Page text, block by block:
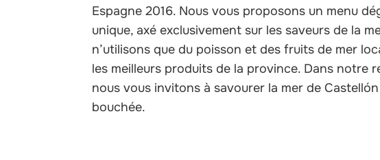
Espagne 2016. Nous vous proposons un menu
unique, axé exclusivement sur les saveurs de la
n’utilisons que du poisson et des fruits de mer
les meilleurs produits de la province. Dans notre
nous vous invitons à savourer la mer de
bouchée.